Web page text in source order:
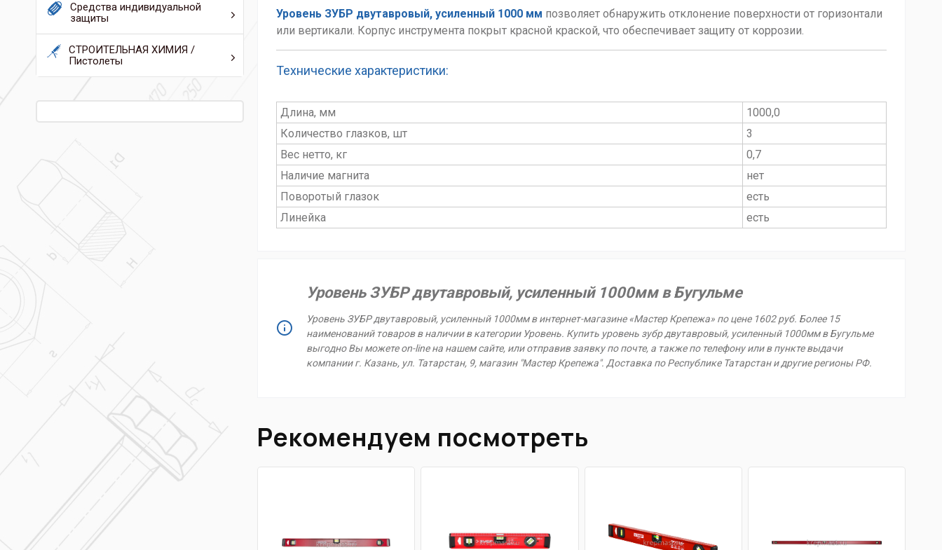
Средства индивидуальной
защиты
СТРОИТЕЛЬНАЯ ХИМИЯ /
Пистолеты
Уровень ЗУБР двутавровый, усиленный 1000 мм позволяет обнаружить отклонение поверхности от горизонтали
или вертикали. Корпус инструмента покрыт красной краской, что обеспечивает защиту от коррозии.
Технические характеристики:
Длина, мм
1000,0
Количество глазков, шт
3
Вес нетто, кг
0,7
Наличие магнита
нет
Поворотый глазок
есть
Линейка
есть
Уровень ЗУБР двутавровый, усиленный 1000мм в Бугульме
Уровень ЗУБР двутавровый, усиленный 1000мм в интернет-магазине «Мастер Крепежа» по цене 1602 руб. Более 15
наименований товаров в наличии в категории Уровень. Купить уровень зубр двутавровый, усиленный 1000мм в Бугульме
выгодно Вы можете on-line на нашем сайте, или отправив заявку по почте, а также по телефону или в пункте выдачи
компании г. Казань, ул. Татарстан, 9, магазин "Мастер Крепежа". Доставка по Республике Татарстан и другие регионы РФ.
Рекомендуем посмотреть